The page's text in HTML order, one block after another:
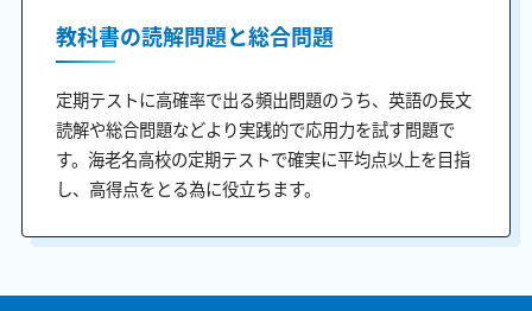
教科書の読解問題と総合問題
定期テストに高確率で出る頻出問題のうち、英語の長文
読解や総合問題などより実践的で応用力を試す問題で
す。海老名高校の定期テストで確実に平均点以上を目指
し、高得点をとる為に役立ちます。